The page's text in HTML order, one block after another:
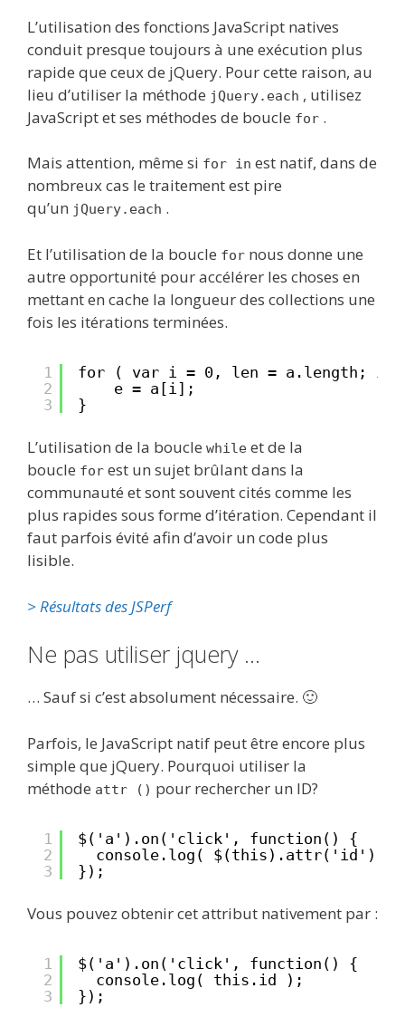
L’utilisation des fonctions JavaScript natives
conduit presque toujours à une exécution plus
rapide que ceux de jQuery. Pour cette raison, au
lieu d’utiliser la méthode jQuery.each , utilisez
JavaScript et ses méthodes de boucle for .
Mais attention, même si for in est natif, dans de
nombreux cas le traitement est pire
qu’un jQuery.each .
Et l’utilisation de la boucle for nous donne une
autre opportunité pour accélérer les choses en
mettant en cache la longueur des collections une
fois les itérations terminées.
1
2
3
for ( var i = 0, len = a.length; i
e = a[i];
}
L’utilisation de la boucle while et de la
boucle for est un sujet brûlant dans la
communauté et sont souvent cités comme les
plus rapides sous forme d’itération. Cependant il
faut parfois évité afin d’avoir un code plus
lisible.
> Résultats des JSPerf
Ne pas utiliser jquery …
… Sauf si c’est absolument nécessaire. 🙂
Parfois, le JavaScript natif peut être encore plus
simple que jQuery. Pourquoi utiliser la
méthode attr () pour rechercher un ID?
1
2
3
$('a').on('click', function() {
console.log( $(this).attr('id') );
});
Vous pouvez obtenir cet attribut nativement par :
1
2
3
$('a').on('click', function() {
console.log( this.id );
});